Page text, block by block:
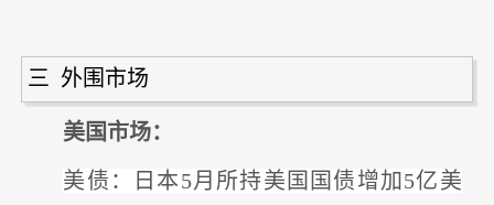
三 外围市场
美国市场：
美债：
日本5月所持美国国债增加5亿美